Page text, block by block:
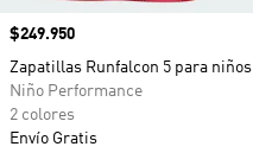
Precio
$249.950
Zapatillas Runfalcon 5 para niños
Niño Performance
2 colores
Envío Gratis